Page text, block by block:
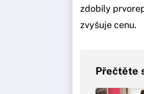
zdobily
zvyšuje cenu.
Přečtěte